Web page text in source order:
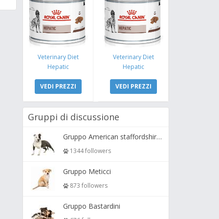
Veterinary Diet
Hepatic
VEDI PREZZI
Veterinary Diet
Hepatic
VEDI PREZZI
Gruppi di discussione
Gruppo American staffordshire terrier ( amstaff, amastaff )
1344 followers
Gruppo Meticci
873 followers
Gruppo Bastardini